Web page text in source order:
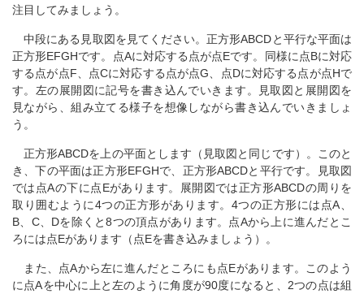
注目してみましょう。
中段にある見取図を見てください。正方形ABCDと平行な平面は
正方形EFGHです。点Aに対応する点が点Eです。同様に点Bに対応
する点が点F、点Cに対応する点が点G、点Dに対応する点が点Hで
す。左の展開図に記号を書き込んでいきます。見取図と展開図を
見ながら、組み立てる様子を想像しながら書き込んでいきましょ
う。
正方形ABCDを上の平面とします（見取図と同じです）。このと
き、下の平面は正方形EFGHで、正方形ABCDと平行です。見取図
では点Aの下に点Eがあります。展開図では正方形ABCDの周りを
取り囲むように4つの正方形があります。4つの正方形には点A、
B、C、Dを除くと8つの頂点があります。点Aから上に進んだとこ
ろには点Eがあります（点Eを書き込みましょう）。
また、点Aから左に進んだところにも点Eがあります。このよう
に点Aを中心に上と左のように角度が90度になると、2つの点は組